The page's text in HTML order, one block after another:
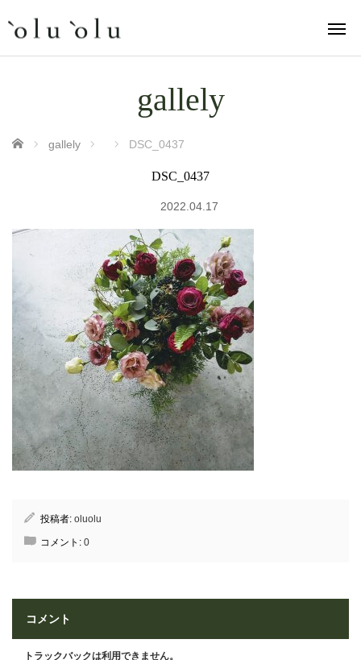
gallely
ホーム gallely DSC_0437
DSC_0437
2022.04.17
投稿者: oluolu
コメント: 0
コメント
トラックバックは利用できません。